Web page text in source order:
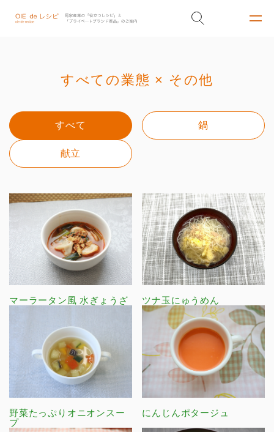
すべての業態 × その他
すべて 鍋
献立
マーラータン風 水ぎょうざ ツナ玉にゅうめん
野菜たっぷりオニオンスー
プ
にんじんポタージュ